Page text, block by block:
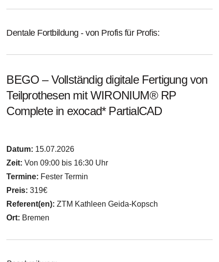
Dentale Fortbildung - von Profis für Profis:
BEGO – Vollständig digitale Fertigung von
Teilprothesen mit WIRONIUM® RP
Complete in exocad* PartialCAD
Datum: 15.07.2026
Zeit: Von 09:00 bis 16:30 Uhr
Termine: Fester Termin
Preis: 319€
Referent(en):ZTM Kathleen Geida-Kopsch
Ort: Bremen